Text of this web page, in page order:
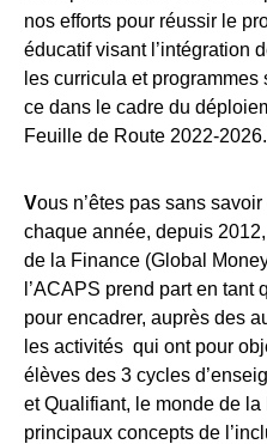
nos efforts pour réussir le
éducatif visant l’intégration
les curricula et
ce dans le cadre du
Feuille de Route 2022-2026.
Vous n’êtes pas sans
chaque année, depuis
de la Finance (Global
l’ACAPS prend part en
pour encadrer, auprès des
les activités qui ont pour
élèves des 3 cycles
et Qualifiant, le monde de
principaux concepts de